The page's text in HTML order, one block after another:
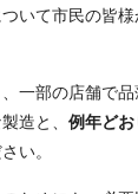
いて市民の皆
一部の店舗で
造と、 例年ど
い。